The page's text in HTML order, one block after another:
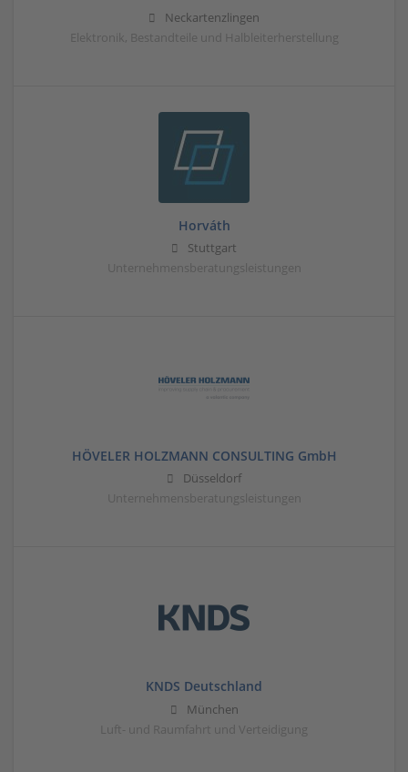
Neckartenzlingen
Elektronik, Bestandteile und Halbleiterherstellung
Horváth
Stuttgart
Unternehmensberatungsleistungen
HÖVELER HOLZMANN CONSULTING GmbH
Düsseldorf
Unternehmensberatungsleistungen
KNDS Deutschland
München
Luft- und Raumfahrt und Verteidigung